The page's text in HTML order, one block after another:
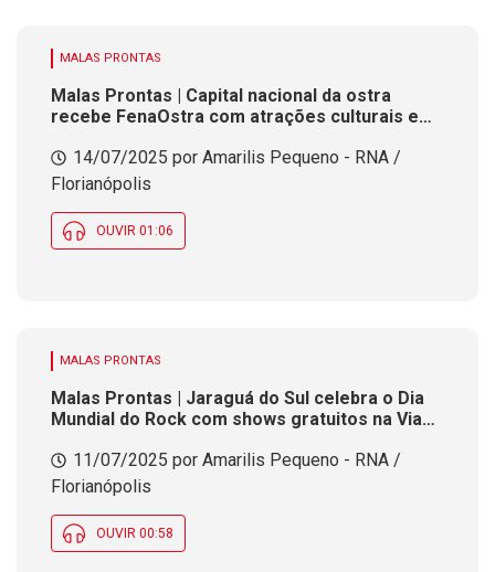
MALAS PRONTAS
Malas Prontas | Capital nacional da ostra
recebe FenaOstra com atrações culturais e
14/07/2025 por Amarilis Pequeno - RNA /
Florianópolis
OUVIR 01:06
MALAS PRONTAS
Malas Prontas | Jaraguá do Sul celebra o Dia
Mundial do Rock com shows gratuitos na Via
11/07/2025 por Amarilis Pequeno - RNA /
Florianópolis
OUVIR 00:58